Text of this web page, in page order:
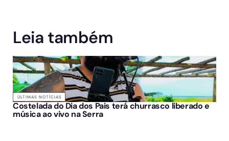
Leia também
ÚLTIMAS NOTÍCIAS
Costelada do Dia dos Pais terá churrasco liberado e
música ao vivo na Serra